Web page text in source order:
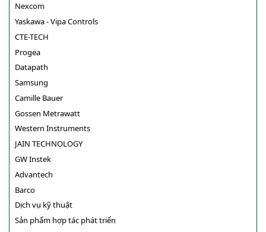
Nexcom
Yaskawa - Vipa Controls
CTE-TECH
Progea
Datapath
Samsung
Camille Bauer
Gossen Metrawatt
Western Instruments
JAIN TECHNOLOGY
GW Instek
Advantech
Barco
Dịch vụ kỹ thuật
Sản phẩm hợp tác phát triển